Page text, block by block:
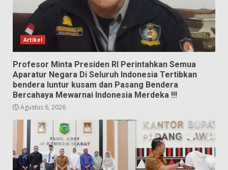
Artikel
Profesor Minta Presiden RI Perintahkan Semua
Aparatur Negara Di Seluruh Indonesia Tertibkan
bendera luntur kusam dan Pasang Bendera
Bercahaya Mewarnai Indonesia Merdeka !!!
Agustus 6, 2026